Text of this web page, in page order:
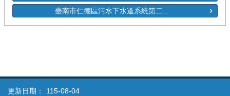
臺南市仁德區污水下水道系統第二...
更新日期：
115-08-04